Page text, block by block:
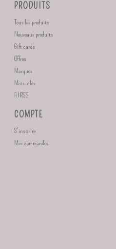
PRODUITS
Tous les produits
Nouveaux produits
Gift cards
Offres
Marques
Mots-clés
Fil RSS
COMPTE
S'inscrire
Mes commandes